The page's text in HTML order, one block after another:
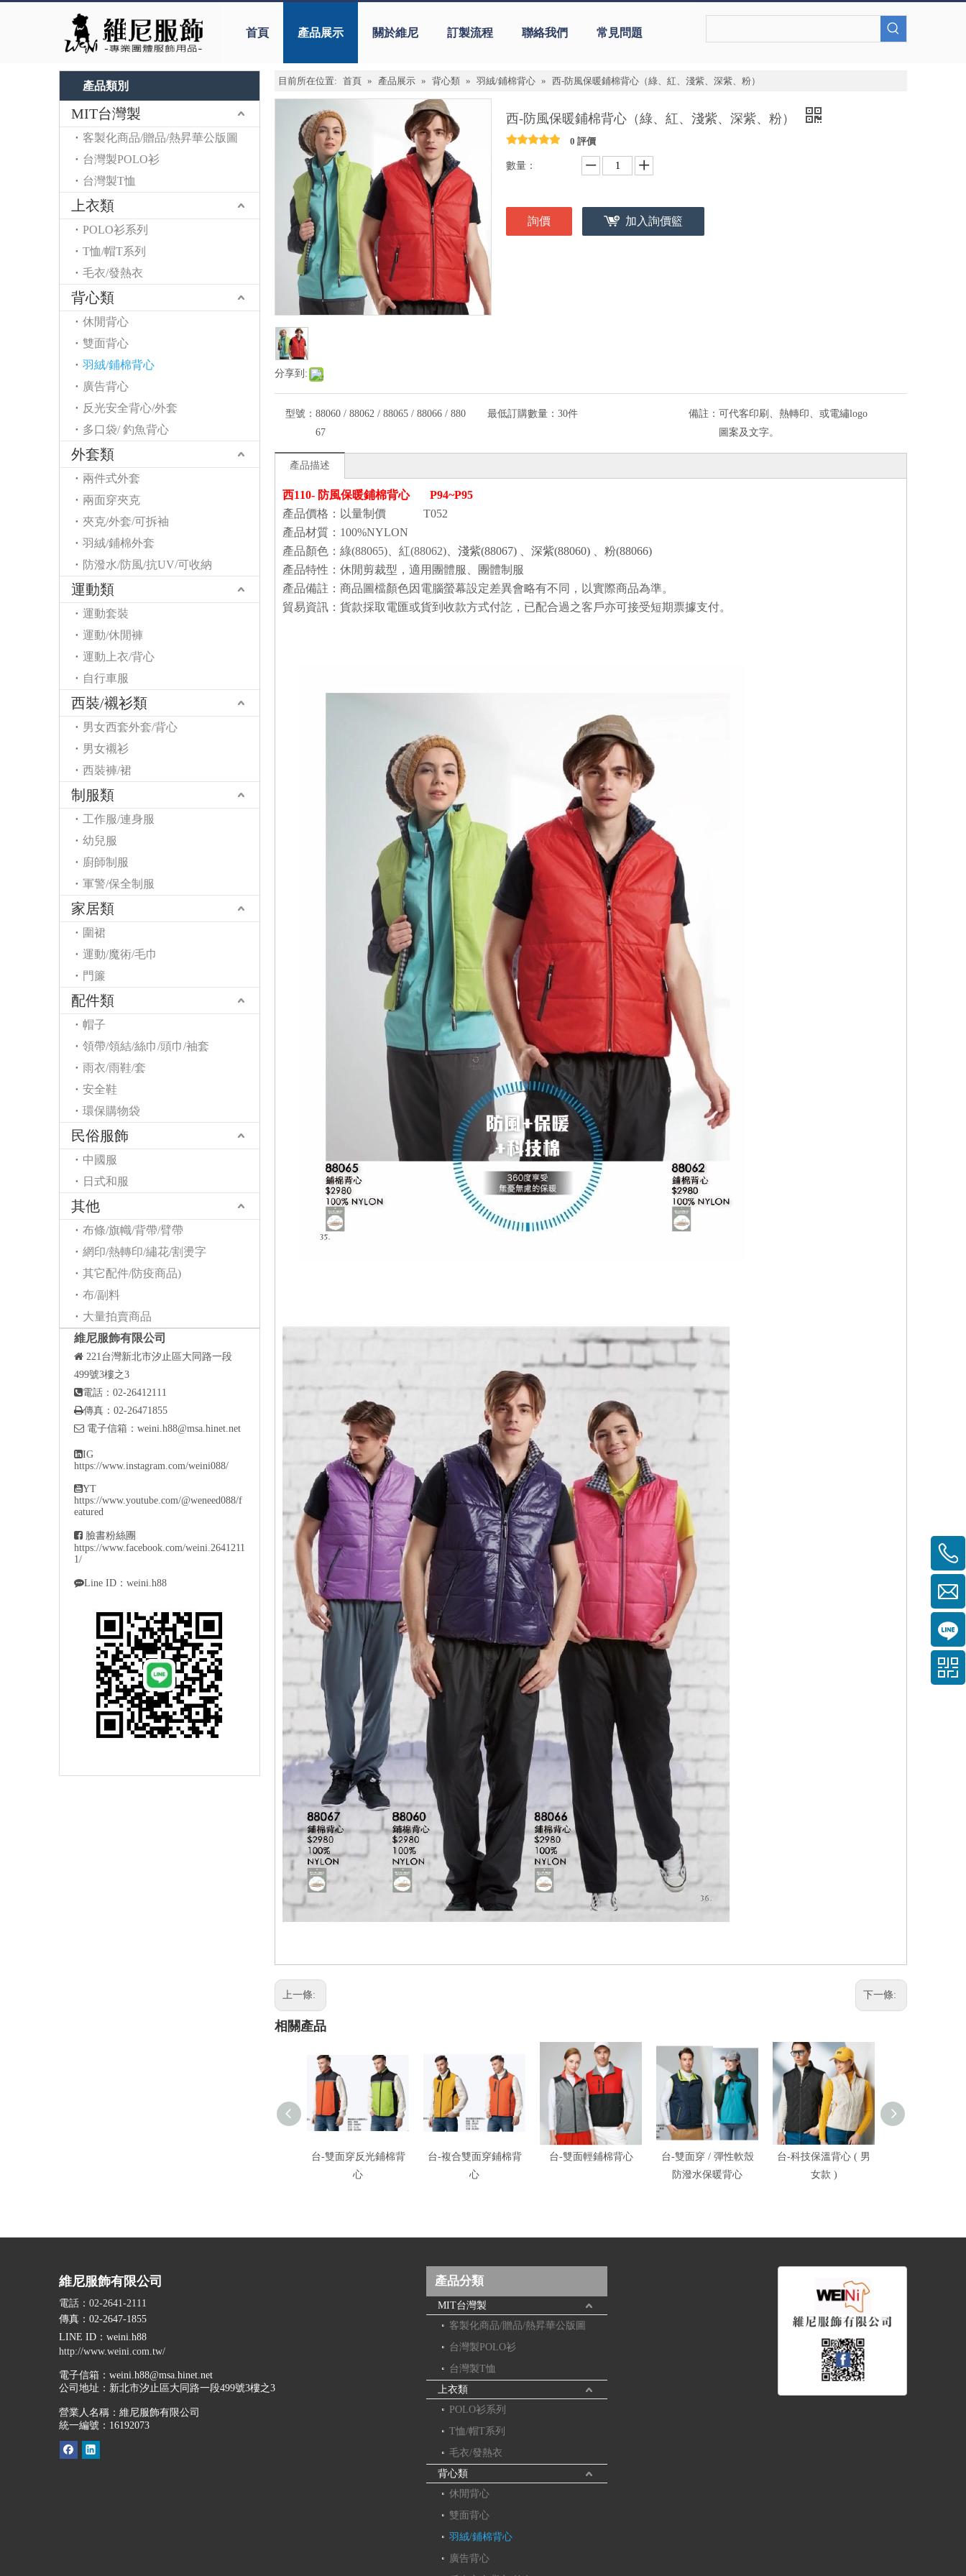
首頁 產品展示 關於維尼 訂製流程 聯絡我們 常見問題
產品類別
MIT台灣製
客製化商品/贈品/熱昇華公版圖
台灣製POLO衫
台灣製T恤
上衣類
POLO衫系列
T恤/帽T系列
毛衣/發熱衣
背心類
休閒背心
雙面背心
羽絨/鋪棉背心
廣告背心
反光安全背心/外套
多口袋/ 釣魚背心
外套類
兩件式外套
兩面穿夾克
夾克/外套/可拆袖
羽絨/鋪棉外套
防潑水/防風/抗UV/可收納
運動類
運動套裝
運動/休閒褲
運動上衣/背心
自行車服
西裝/襯衫類
男女西套外套/背心
男女襯衫
西裝褲/裙
制服類
工作服/連身服
幼兒服
廚師制服
軍警/保全制服
家居類
圍裙
運動/魔術/毛巾
門簾
配件類
帽子
領帶/領結/絲巾/頭巾/袖套
雨衣/雨鞋/套
安全鞋
環保購物袋
民俗服飾
中國服
日式和服
其他
布條/旗幟/背帶/臂帶
網印/熱轉印/繡花/割燙字
其它配件/防疫商品)
布/副料
大量拍賣商品
維尼服飾有限公司
 221台灣新北市汐止區大同路一段
499號3樓之3
電話：02-26412111
傳真：02-26471855
 電子信箱： weini.h88@msa.hinet.net
IG
https://www.instagram.com/weini088/
YT
https://www.youtube.com/@weneed088/f
eatured
 臉書粉絲團
https://www.facebook.com/weini.2641211
1/
Line ID：weini.h88
目前所在位置: 首頁 » 產品展示 » 背心類 » 羽絨/鋪棉背心 » 西-防風保暖鋪棉背心（綠、紅、淺紫、深紫、粉）
分享到:
西-防風保暖鋪棉背心（綠、紅、淺紫、深紫、粉）
0 評價
數量：
詢價 加入詢價籃
型號： 88060 / 88062 / 88065 / 88066 / 880
67
最低訂購數量： 30件 備註： 可代客印刷、熱轉印、或電繡logo
圖案及文字。
產品描述
西110- 防風保暖鋪棉背心 P94~P95
產品價格：以量制價 T052
產品材質 ：100%NYLON
產品顏色 ：綠(88065)、紅(88062) 、淺紫(88067) 、深紫(88060) 、粉(88066)
產品特性 ： 休閒剪裁型 ， 適用團體服、團體制服
產品備註：商品圖檔顏色因電腦螢幕設定差異會略有不同，以實際商品為準。
貿易資訊：貨款採取電匯或貨到收款方式付訖，已配合過之客戶亦可接受短期票據支付。
上一條: 下一條:
相關產品
台-雙面穿反光鋪棉背
心
台-複合雙面穿鋪棉背
心
台-雙面輕鋪棉背心
台-雙面穿 / 彈性軟殼
防潑水保暖背心
台-科技保溫背心 ( 男
女款 )
維尼服飾有限公司
電話：02-2641-2111
傳真：02-2647-1855
LINE ID ：weini.h88
http://www.weini.com.tw/
電子信箱： weini.h88@msa.hinet.net
公司地址： 新北市汐止區大同路一段499號3樓之3
營業人名稱：維尼服飾有限公司
統一編號：16192073
產品分類
MIT台灣製
客製化商品/贈品/熱昇華公版圖
台灣製POLO衫
台灣製T恤
上衣類
POLO衫系列
T恤/帽T系列
毛衣/發熱衣
背心類
休閒背心
雙面背心
羽絨/鋪棉背心
廣告背心